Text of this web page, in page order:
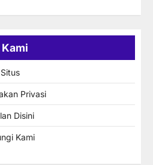
Privasi
Disini
Kami